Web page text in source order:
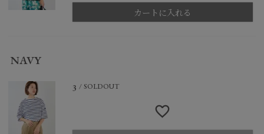
カートに入れる
NAVY
3 SOLDOUT